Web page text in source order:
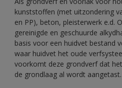
kunststoffen (met uitzondering
en PP), beton, pleisterwerk e.d.
gereinigde en geschuurde
basis voor een huidvet bestand
waar huidvet het oude
voorkomt deze grondverf dat
de grondlaag al wordt aangetast.